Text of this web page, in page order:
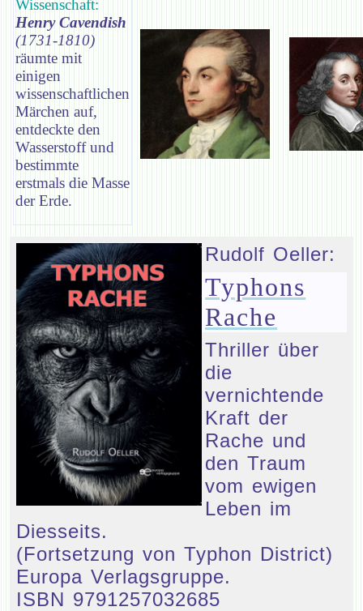
Wissenschaft:
Henry Cavendish
(1731-1810)
räumte mit
einigen
wissenschaftlichen
Märchen auf,
entdeckte den
Wasserstoff und
bestimmte
erstmals die Masse
der Erde.
Rudolf Oeller:
Typhons
Rache
Thriller über
die
vernichtende
Kraft der
Rache und
den Traum
vom ewigen
Leben im
Diesseits.
(Fortsetzung von Typhon District)
Europa Verlagsgruppe.
ISBN 9791257032685